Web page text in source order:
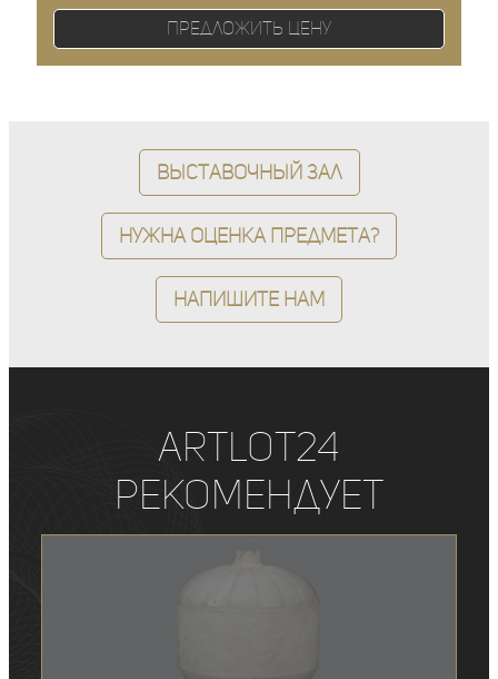
Предложить цену
Выставочный зал
Нужна оценка предмета?
Напишите нам
ArtLot24
рекомендует